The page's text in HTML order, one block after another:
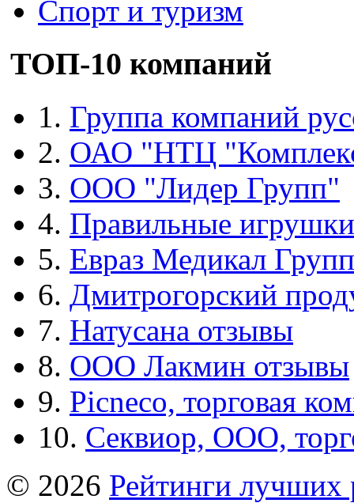
Спорт и туризм
ТОП-10 компаний
1. Группа компаний
2. ОАО "НТЦ
3. ООО "Лидер Групп"
4. Правильные игрушки
5. Евраз Медикал Групп
6. Дмитрогорский
7. Натусана отзывы
8. ООО Лакмин отзывы
9. Picneco, торговая
10. Секвиор, ООО,
© 2026 Рейтинги лучших